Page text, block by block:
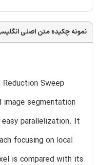
نمونه چکیده متن اصلی
Sweep
image segmentation
parallelization. It
focusing on local
is compared with its